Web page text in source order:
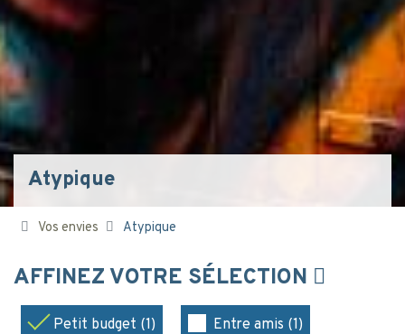
Atypique
Vos envies Atypique
AFFINEZ VOTRE SÉLECTION
Petit budget (1) Entre amis (1)